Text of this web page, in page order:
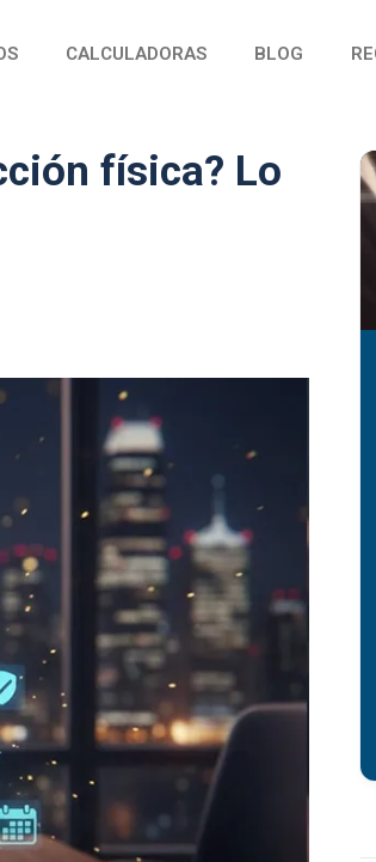
CALCULADORAS BLOG
física? Lo